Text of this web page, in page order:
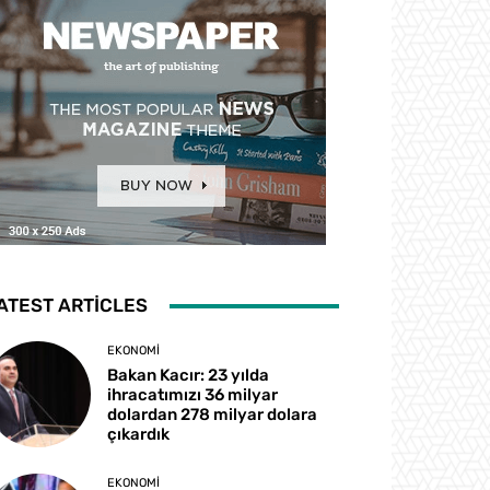
ARTICLES
EKONOMI
Bakan Kacır: 23 yılda
ihracatımızı 36 milyar
dolardan 278 milyar dolara
çıkardık
EKONOMI